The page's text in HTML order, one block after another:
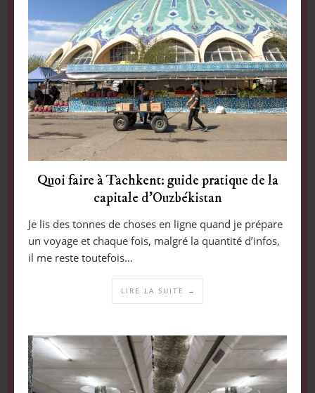
Quoi faire à Tachkent: guide pratique de la
capitale d’Ouzbékistan
Je lis des tonnes de choses en ligne quand je prépare
un voyage et chaque fois, malgré la quantité d’infos,
il me reste toutefois…
LIRE LA SUITE →